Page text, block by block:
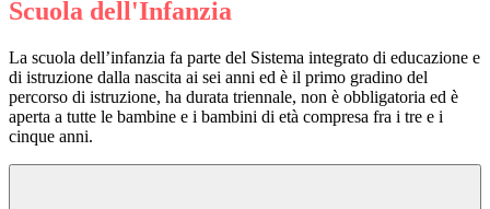
Scuola dell'Infanzia
La scuola dell’infanzia fa parte del Sistema integrato di educazione e
di istruzione dalla nascita ai sei anni ed è il primo gradino del
percorso di istruzione, ha durata triennale, non è obbligatoria ed è
aperta a tutte le bambine e i bambini di età compresa fra i tre e i
cinque anni.